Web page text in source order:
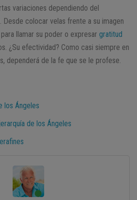
variaciones dependiendo del
Desde colocar velas frente a su imagen
llamar su poder o expresar gratitud
¿Su efectividad? Como casi siempre en
dependerá de la fe que se le profese.
los Ángeles
de los Ángeles